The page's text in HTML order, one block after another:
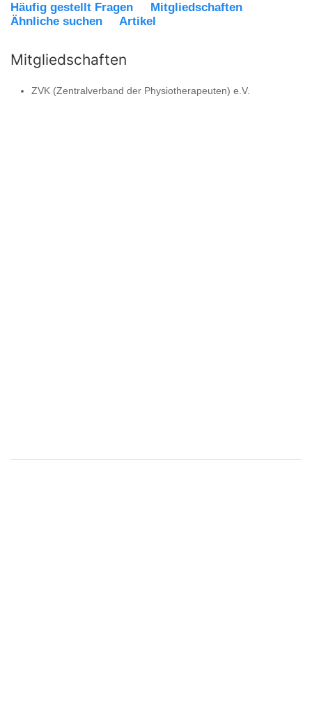
Häufig gestellt Fragen
Mitgliedschaften
Ähnliche suchen
Artikel
Mitgliedschaften
ZVK (Zentralverband der Physiotherapeuten) e.V.